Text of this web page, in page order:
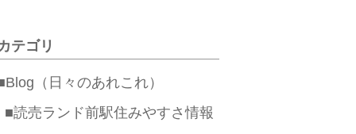
テゴリ
（日々のあれこれ）
■読売ランド前駅住みやすさ情報